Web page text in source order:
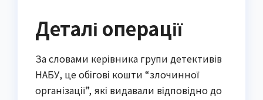
Деталі операції
За словами керівника групи детективів
НАБУ, це обігові кошти “злочинної
організації”, які видавали відповідно до